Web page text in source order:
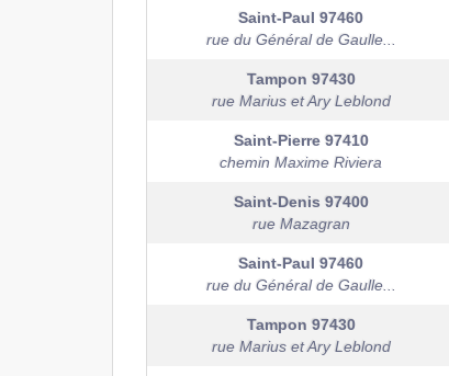
Saint-Paul 97460
rue du Général de Gaulle...
Tampon 97430
rue Marius et Ary Leblond
Saint-Pierre 97410
chemin Maxime Riviera
Saint-Denis 97400
rue Mazagran
Saint-Paul 97460
rue du Général de Gaulle...
Tampon 97430
rue Marius et Ary Leblond